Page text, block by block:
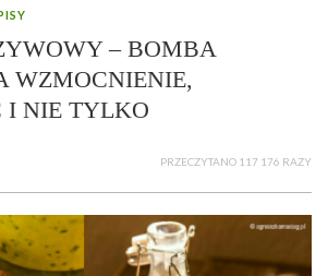
– BOMBA
WZMOCNIENIE,
I NIE TYLKO
PRZECZYTANO 117 176 RAZY